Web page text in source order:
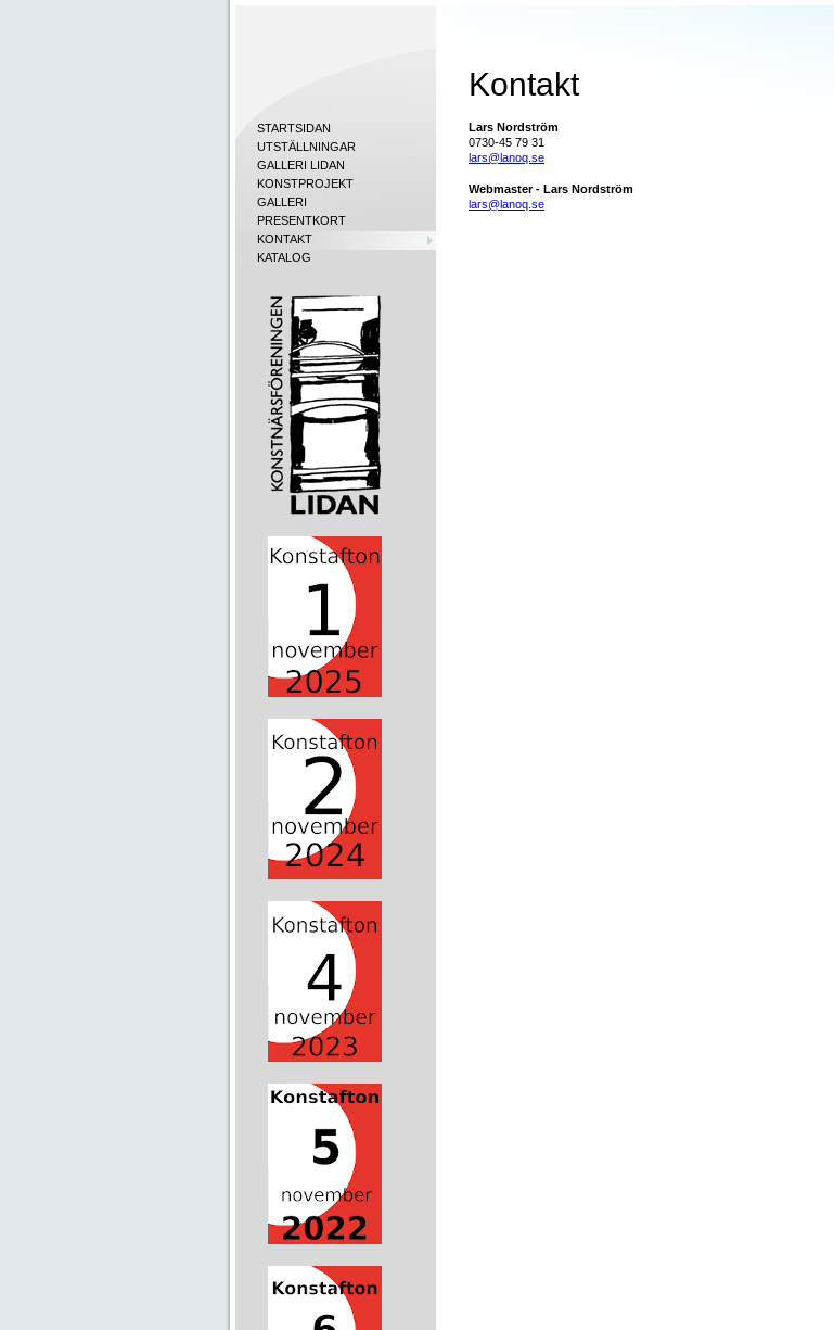
STARTSIDAN
UTSTÄLLNINGAR
GALLERI LIDAN
KONSTPROJEKT
GALLERI
PRESENTKORT
KONTAKT
KATALOG
Kontakt
Lars Nordström
0730-45 79 31
lars@lanoq.se
Webmaster - Lars Nordström
lars@lanoq.se